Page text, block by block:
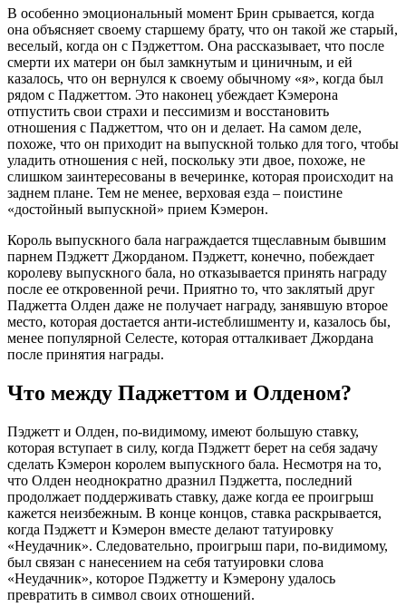
В особенно эмоциональный момент Брин срывается, когда
она объясняет своему старшему брату, что он такой же старый,
веселый, когда он с Пэджеттом. Она рассказывает, что после
смерти их матери он был замкнутым и циничным, и ей
казалось, что он вернулся к своему обычному «я», когда был
рядом с Паджеттом. Это наконец убеждает Кэмерона
отпустить свои страхи и пессимизм и восстановить
отношения с Паджеттом, что он и делает. На самом деле,
похоже, что он приходит на выпускной только для того, чтобы
уладить отношения с ней, поскольку эти двое, похоже, не
слишком заинтересованы в вечеринке, которая происходит на
заднем плане. Тем не менее, верховая езда – поистине
«достойный выпускной» прием Кэмерон.
Король выпускного бала награждается тщеславным бывшим
парнем Пэджетт Джорданом. Пэджетт, конечно, побеждает
королеву выпускного бала, но отказывается принять награду
после ее откровенной речи. Приятно то, что заклятый друг
Паджетта Олден даже не получает награду, занявшую второе
место, которая достается анти-истеблишменту и, казалось бы,
менее популярной Селесте, которая отталкивает Джордана
после принятия награды.
Что между Паджеттом и Олденом?
Пэджетт и Олден, по-видимому, имеют большую ставку,
которая вступает в силу, когда Пэджетт берет на себя задачу
сделать Кэмерон королем выпускного бала. Несмотря на то,
что Олден неоднократно дразнил Пэджетта, последний
продолжает поддерживать ставку, даже когда ее проигрыш
кажется неизбежным. В конце концов, ставка раскрывается,
когда Пэджетт и Кэмерон вместе делают татуировку
«Неудачник». Следовательно, проигрыш пари, по-видимому,
был связан с нанесением на себя татуировки слова
«Неудачник», которое Пэджетту и Кэмерону удалось
превратить в символ своих отношений.